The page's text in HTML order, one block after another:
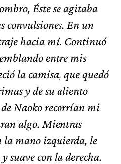
Éste se agitaba
convulsiones. En un
hacia mí. Continuó
entre mis
la camisa, que quedó
y de su aliento
de Naoko recorrían mi
algo. Mientras
la mano izquierda, le
suave con la derecha.